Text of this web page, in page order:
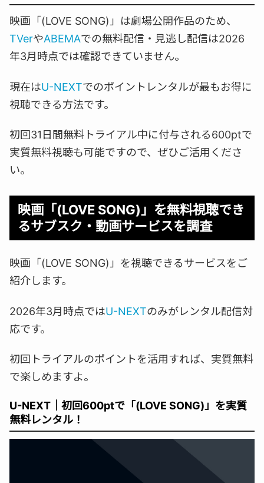
映画「(LOVE SONG)」は劇場公開作品のため、
TVerやABEMAでの無料配信・見逃し配信は2026
年3月時点では確認できていません。
現在はU-NEXTでのポイントレンタルが最もお得に
視聴できる方法です。
初回31日間無料トライアル中に付与される600ptで
実質無料視聴も可能ですので、ぜひご活用くださ
い。
映画「(LOVE SONG)」を無料視聴でき
るサブスク・動画サービスを調査
映画「(LOVE SONG)」を視聴できるサービスをご
紹介します。
2026年3月時点ではU-NEXTのみがレンタル配信対
応です。
初回トライアルのポイントを活用すれば、実質無料
で楽しめますよ。
U-NEXT｜初回600ptで「(LOVE SONG)」を実質
無料レンタル！